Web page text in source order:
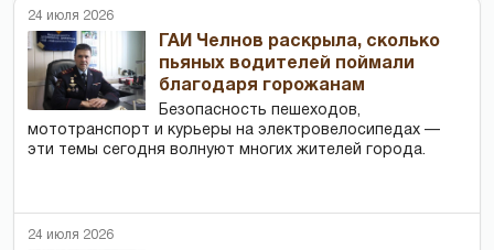
24 июля 2026
ГАИ Челнов раскрыла, сколько
пьяных водителей поймали
благодаря горожанам
Безопасность пешеходов,
мототранспорт и курьеры на электровелосипедах —
эти темы сегодня волнуют многих жителей города.
24 июля 2026